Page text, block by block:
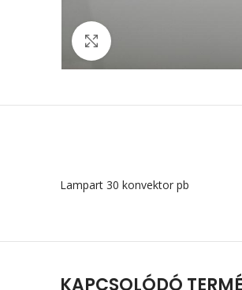
Lampart 30 konvektor pb
KAPCSOLÓDÓ